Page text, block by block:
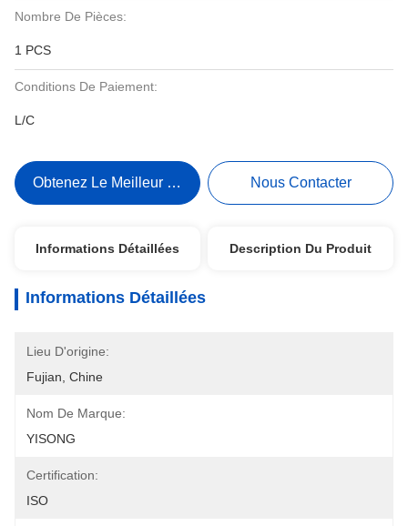
Nombre De Pièces:
1 PCS
Conditions De Paiement:
L/C
Obtenez Le Meilleur Prix Nous Contacter
Informations Détaillées Description Du Produit
Informations Détaillées
Lieu D'origine:
Fujian, Chine
Nom De Marque:
YISONG
Certification:
ISO